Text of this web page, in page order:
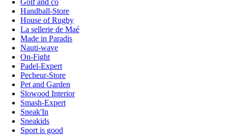
Golf and co
Handball-Store
House of Rugby
La sellerie de Maé
Made in Paradis
Nauti-wave
On-Fight
Padel-Expert
Pecheur-Store
Pet and Garden
Slowood Interior
Smash-Expert
Sneak'In
Sneakids
Sport is good